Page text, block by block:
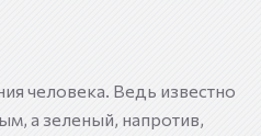
человека. Ведь известно
а зеленый, напротив,